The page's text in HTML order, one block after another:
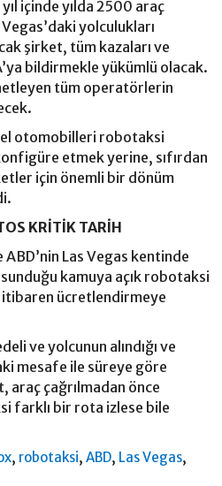
içinde yılda 2500 araç
yolculukları
şirket, tüm kazaları ve
bildirmekle yükümlü olacak.
tüm operatörlerin
otomobilleri robotaksi
etmek yerine, sıfırdan
için önemli bir dönüm
KRİTİK TARİH
Las Vegas kentinde
kamuya açık robotaksi
ücretlendirmeye
ve yolcunun alındığı ve
mesafe ile süreye göre
araç çağrılmadan önce
farklı bir rota izlese bile
, robotaksi,ABD, Las Vegas,